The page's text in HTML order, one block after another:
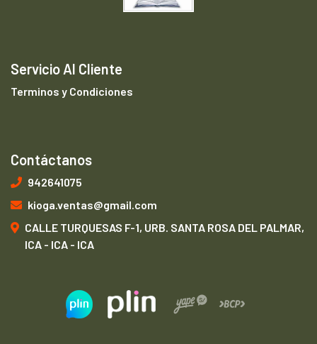
Servicio Al Cliente
Terminos y Condiciones
Contáctanos
942641075
kioga.ventas@gmail.com
CALLE TURQUESAS F-1, URB. SANTA ROSA DEL PALMAR,
ICA - ICA - ICA